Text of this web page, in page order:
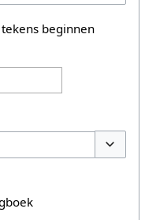
beginnen